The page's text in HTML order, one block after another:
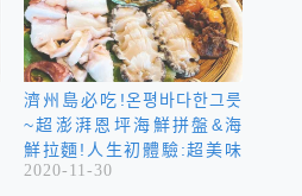
濟州島必吃!온평바다한그릇
~超澎湃恩坪海鮮拼盤&海
鮮拉麵!人生初體驗:超美味
鮑魚生魚片、羊棲菜、海
2020-11-30